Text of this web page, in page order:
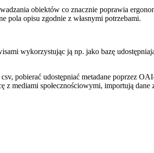
obiektów co znacznie poprawia
pola opisu zgodnie z własnymi potrzebami.
wykorzystując ją np. jako bazę
pobierać udostępniać metadane poprzez
mediami społecznościowymi, importują